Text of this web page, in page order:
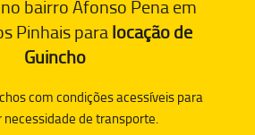
bairro Afonso Pena em
Pinhais paralocação de
Guincho
com condições acessíveis para
necessidade de transporte.